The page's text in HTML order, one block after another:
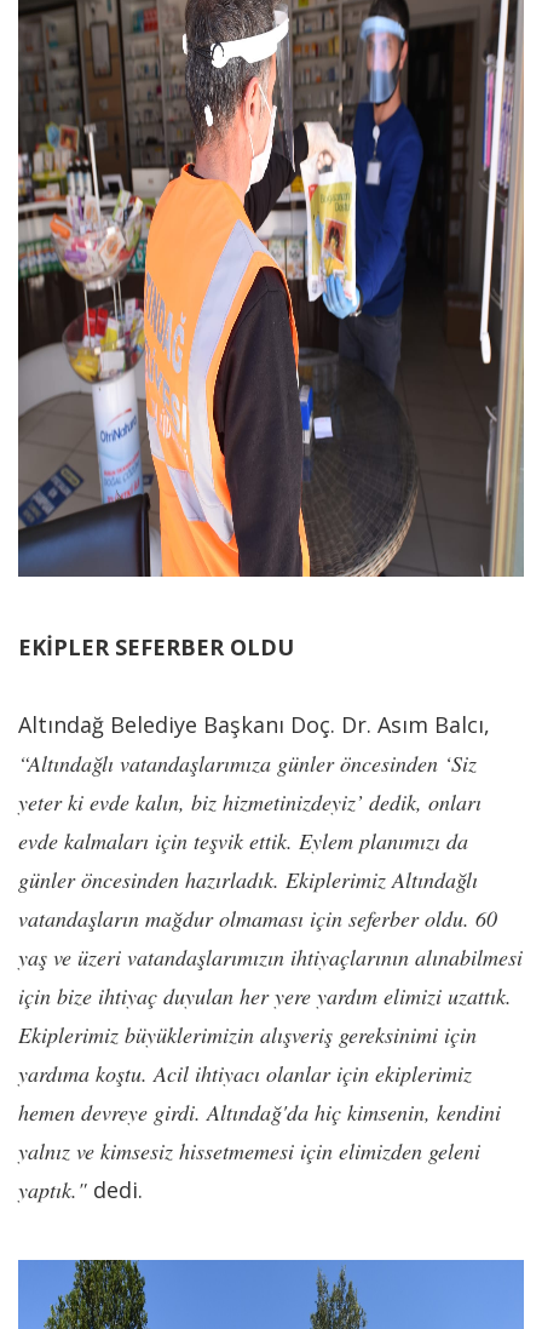
EKİPLER SEFERBER OLDU
Altındağ Belediye Başkanı Doç. Dr. Asım Balcı,
“Altındağlı vatandaşlarımıza günler öncesinden ‘Siz
yeter ki evde kalın, biz hizmetinizdeyiz’ dedik, onları
evde kalmaları için teşvik ettik. Eylem planımızı da
günler öncesinden hazırladık. Ekiplerimiz Altındağlı
vatandaşların mağdur olmaması için seferber oldu. 60
yaş ve üzeri vatandaşlarımızın ihtiyaçlarının alınabilmesi
için bize ihtiyaç duyulan her yere yardım elimizi uzattık.
Ekiplerimiz büyüklerimizin alışveriş gereksinimi için
yardıma koştu. Acil ihtiyacı olanlar için ekiplerimiz
hemen devreye girdi. Altındağ'da hiç kimsenin, kendini
yalnız ve kimsesiz hissetmemesi için elimizden geleni
yaptık." dedi.